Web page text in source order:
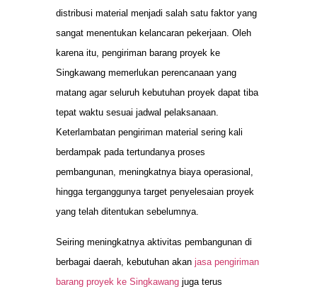
distribusi material menjadi salah satu faktor yang
sangat menentukan kelancaran pekerjaan. Oleh
karena itu, pengiriman barang proyek ke
Singkawang memerlukan perencanaan yang
matang agar seluruh kebutuhan proyek dapat tiba
tepat waktu sesuai jadwal pelaksanaan.
Keterlambatan pengiriman material sering kali
berdampak pada tertundanya proses
pembangunan, meningkatnya biaya operasional,
hingga terganggunya target penyelesaian proyek
yang telah ditentukan sebelumnya.
Seiring meningkatnya aktivitas pembangunan di
berbagai daerah, kebutuhan akan jasa pengiriman
barang proyek ke Singkawang juga terus